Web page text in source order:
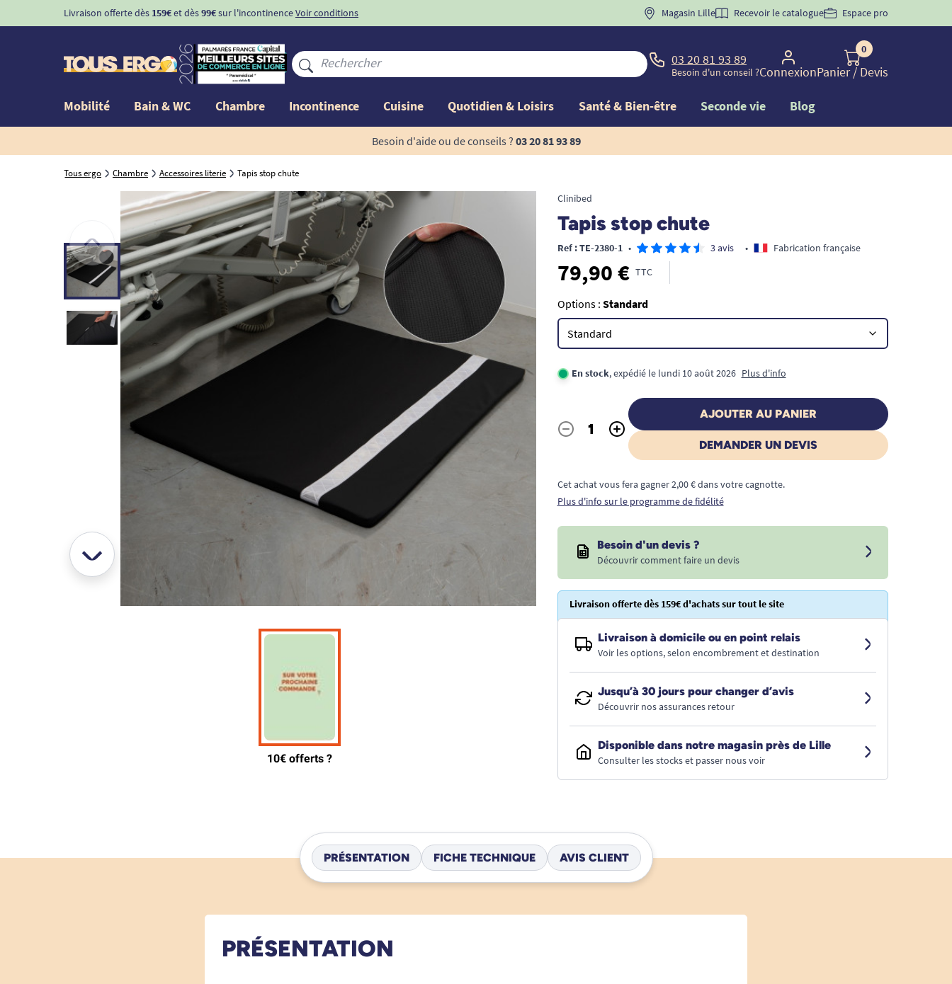
Livraison offerte dès 159€et dès99€sur l'incontinenceVoir conditions BIENVENUE" pourla 1ère commande d'incontinence
Magasin Lille Recevoir le catalogue Espace pro
03 20 81 93 89
Besoin d'un conseil ?Connexion
0
Panier/ Devis
Mobilité Bain & WC Chambre Incontinence Cuisine Quotidien & Loisirs Santé & Bien-être Seconde vie Blog
Besoin d'aide ou de conseils ? 03 20 81 93 89
Tous ergo Chambre Accessoires literie Tapis stop chute
Clinibed
Tapis stop chute
Ref : TE-2380-1 • 3 avis • Fabrication française
79,90 € TTC
Options : Standard
En stock, expédié le lundi 10 août 2026 Plus d'info
Quantité
- +
AJOUTER AU PANIER
DEMANDER UN DEVIS
Cet achat vous fera gagner 2,00 € dans votre cagnotte.
Plus d'info sur le programme de fidélité
Besoin d'un devis ?
Découvrir comment faire un devis
Livraison offerte dès 159€ d'achats sur tout le site
Livraison à domicile ou en point relais
Voir les options, selon encombrement et destination
Jusqu’à 30 jours pour changer d’avis
Découvrir nos assurances retour
Disponible dans notre magasin près de Lille
Consulter les stocks et passer nous voir
PRÉSENTATION FICHE TECHNIQUE AVIS CLIENT
PRÉSENTATION